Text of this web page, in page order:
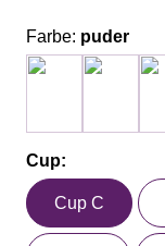
Farbe: puder
Cup:
Cup C